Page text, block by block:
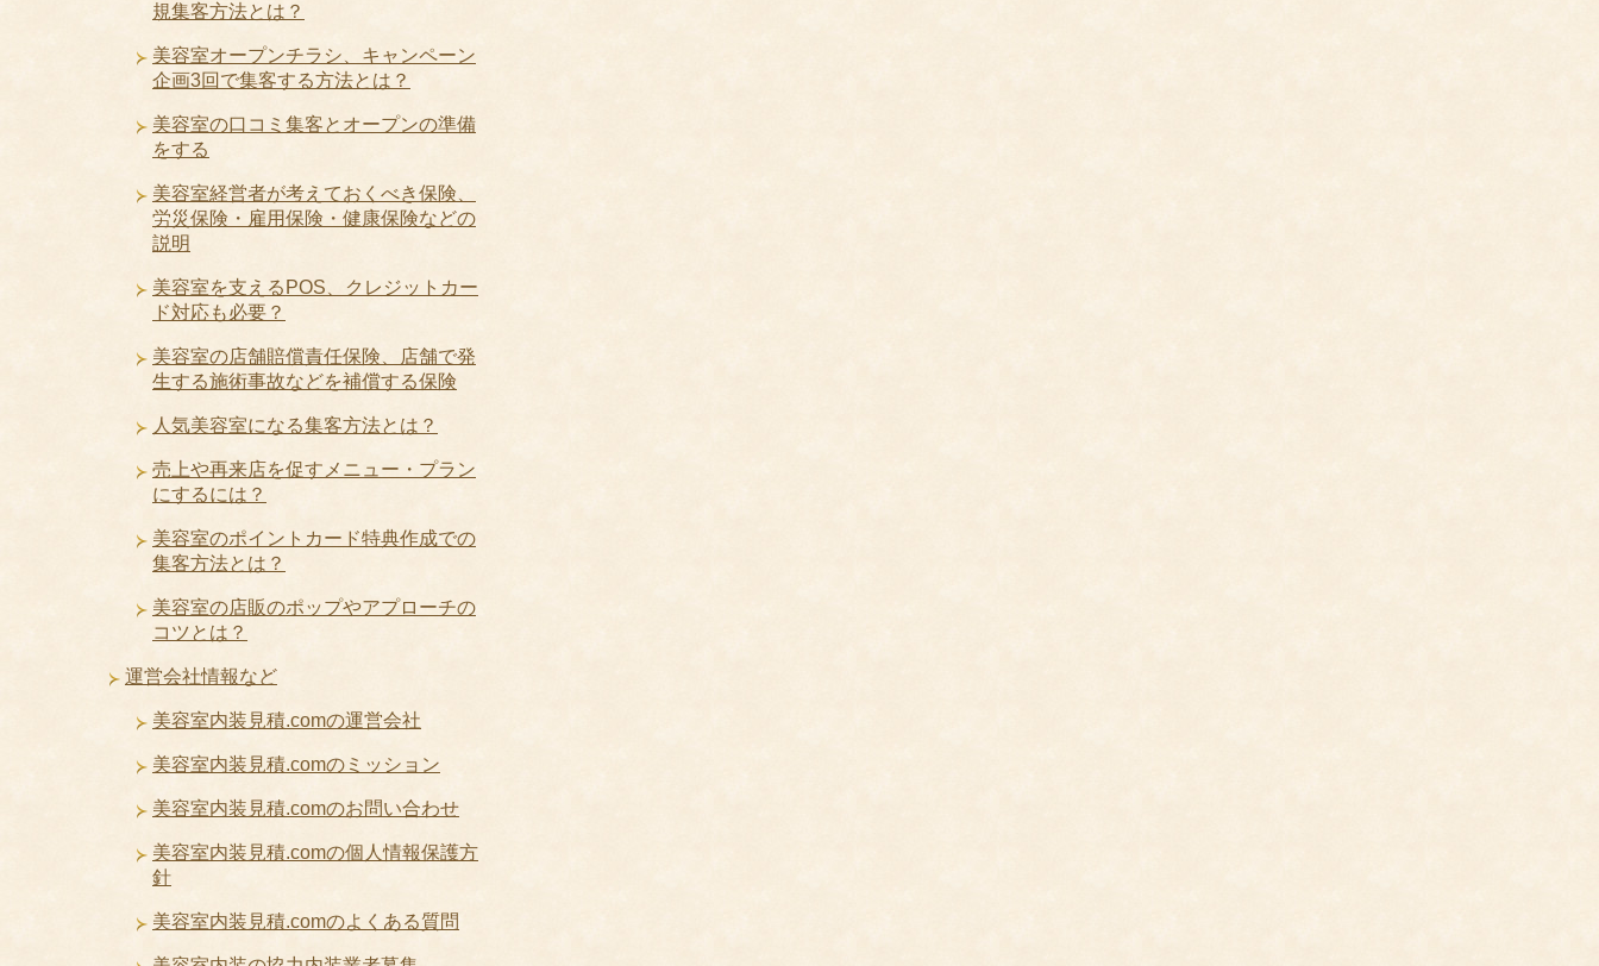
規集客方法とは？
美容室オープンチラシ、キャンペーン
企画3回で集客する方法とは？
美容室の口コミ集客とオープンの準備
をする
美容室経営者が考えておくべき保険、
労災保険・雇用保険・健康保険などの
説明
美容室を支えるPOS、クレジットカー
ド対応も必要？
美容室の店舗賠償責任保険、店舗で発
生する施術事故などを補償する保険
人気美容室になる集客方法とは？
売上や再来店を促すメニュー・プラン
にするには？
美容室のポイントカード特典作成での
集客方法とは？
美容室の店販のポップやアプローチの
コツとは？
運営会社情報など
美容室内装見積.comの運営会社
美容室内装見積.comのミッション
美容室内装見積.comのお問い合わせ
美容室内装見積.comの個人情報保護方
針
美容室内装見積.comのよくある質問